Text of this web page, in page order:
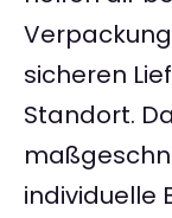
sicheren
Standort.
individuelle